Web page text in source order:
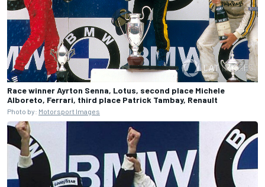
Race winner Ayrton Senna, Lotus, second place Michele
Alboreto, Ferrari, third place Patrick Tambay, Renault
Photo by: Motorsport Images